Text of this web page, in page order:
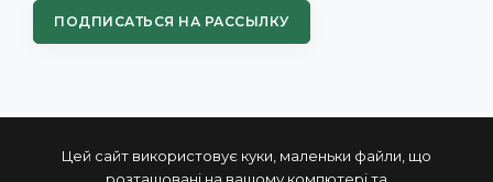
Цей сайт використовує куки, маленьки файли, що
ПОДПИСАТЬСЯ НА РАССЫЛКУ